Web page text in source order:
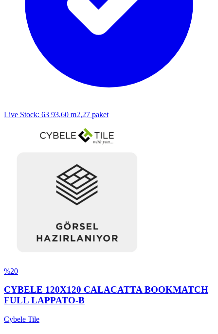
Live Stock: 63 93,60 m2,27 paket
%20
CYBELE 120X120 CALACATTA BOOKMATCH
FULL LAPPATO-B
Cybele Tile